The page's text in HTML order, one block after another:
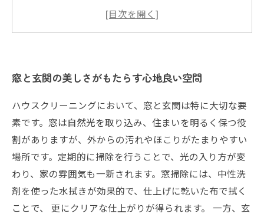
徹底的な窓の掃除法：簡単なステップで輝きを
プロが教えるハウスクリーニングの必須アイテ
窓と玄関を美しく保つための継続的なメンテナ
ンスの重要性
窓と玄関の美しさがもたらす心地良い空間
ハウスクリーニングにおいて、窓と玄関は特に大切な要
素です。窓は自然光を取り込み、住まいを明るく保つ役
割がありますが、外からの汚れやほこりがたまりやすい
場所です。定期的に掃除を行うことで、光の入り方が変
わり、家の雰囲気も一新されます。窓掃除には、中性洗
剤を使った水拭きが効果的で、仕上げに乾いた布で拭く
ことで、 更にクリアな仕上がりが得られます。 一方、玄